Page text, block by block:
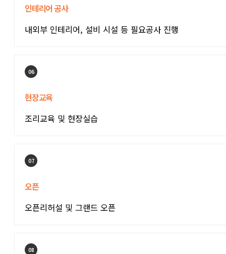
인테리어 공사
내외부 인테리어, 설비 시설 등 필요공사 진행
06
현장교육
조리교육 및 현장실습
07
오픈
오픈리허설 및 그랜드 오픈
08